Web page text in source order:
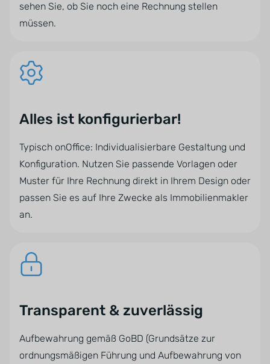
sehen Sie, ob Sie noch eine Rechnung stellen
müssen.
Alles ist konfigurierbar!
Typisch onOffice: Individualisierbare Gestaltung und
Konfiguration. Nutzen Sie passende Vorlagen oder
Muster für Ihre Rechnung direkt in Ihrem Design oder
passen Sie es auf Ihre Zwecke als Immobilienmakler
an.
Transparent & zuverlässig
Aufbewahrung gemäß GoBD (Grundsätze zur
ordnungsmäßigen Führung und Aufbewahrung von